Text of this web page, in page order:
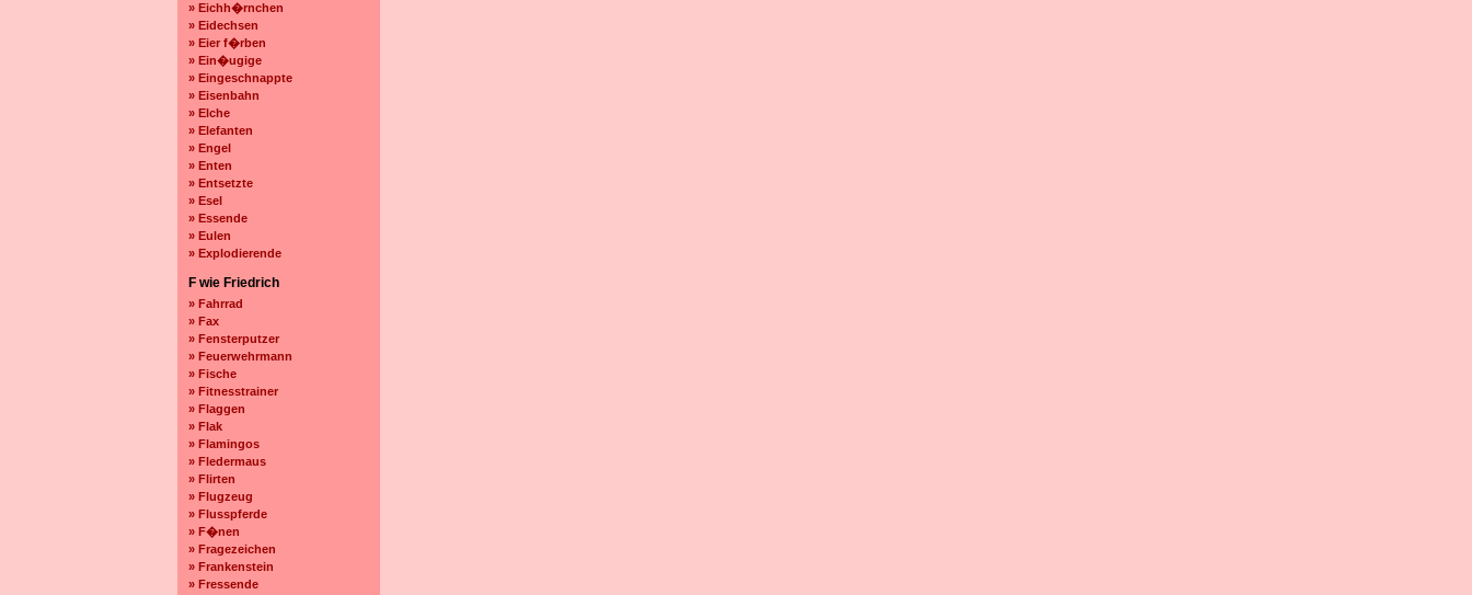
» Eichh�rnchen
» Eidechsen
» Eier f�rben
» Ein�ugige
» Eingeschnappte
» Eisenbahn
» Elche
» Elefanten
» Engel
» Enten
» Entsetzte
» Esel
» Essende
» Eulen
» Explodierende
F wie Friedrich
» Fahrrad
» Fax
» Fensterputzer
» Feuerwehrmann
» Fische
» Fitnesstrainer
» Flaggen
» Flak
» Flamingos
» Fledermaus
» Flirten
» Flugzeug
» Flusspferde
» F�nen
» Fragezeichen
» Frankenstein
» Fressende